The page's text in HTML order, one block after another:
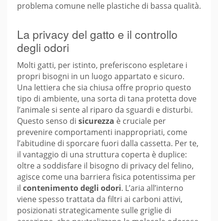
problema comune nelle plastiche di bassa qualità.
La privacy del gatto e il controllo
degli odori
Molti gatti, per istinto, preferiscono espletare i
propri bisogni in un luogo appartato e sicuro.
Una lettiera che sia chiusa offre proprio questo
tipo di ambiente, una sorta di tana protetta dove
l’animale si sente al riparo da sguardi e disturbi.
Questo senso di sicurezza è cruciale per
prevenire comportamenti inappropriati, come
l’abitudine di sporcare fuori dalla cassetta. Per te,
il vantaggio di una struttura coperta è duplice:
oltre a soddisfare il bisogno di privacy del felino,
agisce come una barriera fisica potentissima per
il contenimento degli odori. L’aria all’interno
viene spesso trattata da filtri ai carboni attivi,
posizionati strategicamente sulle griglie di